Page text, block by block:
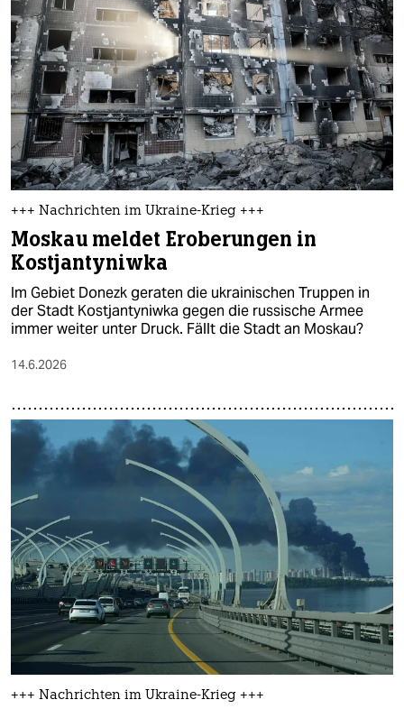
epaper login
+++ Nachrichten im Ukraine-Krieg +++
Moskau meldet Eroberungen in
Kostjantyniwka
Im Gebiet Donezk geraten die ukrainischen Truppen in
der Stadt Kostjantyniwka gegen die russische Armee
immer weiter unter Druck. Fällt die Stadt an Moskau?
14.6.2026
+++ Nachrichten im Ukraine-Krieg +++